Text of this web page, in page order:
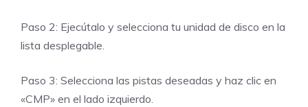
Paso 2: Ejecútalo y selecciona tu unidad de disco en la
lista desplegable.
Paso 3: Selecciona las pistas deseadas y haz clic en
«CMP» en el lado izquierdo.